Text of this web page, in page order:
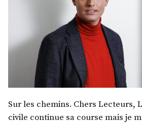
Sur les chemins. Chers Lecteurs,
civile continue sa course mais je